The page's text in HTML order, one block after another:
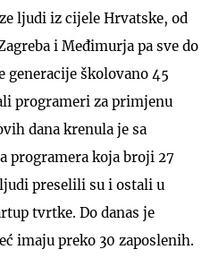
ljudi iz cijele Hrvatske, od
i Međimurja pa sve do
generacije školovano 45
programeri za primjenu
dana krenula je sa
programera koja broji 27
preselili su i ostali u
tvrtke. Do danas je
imaju preko 30 zaposlenih.